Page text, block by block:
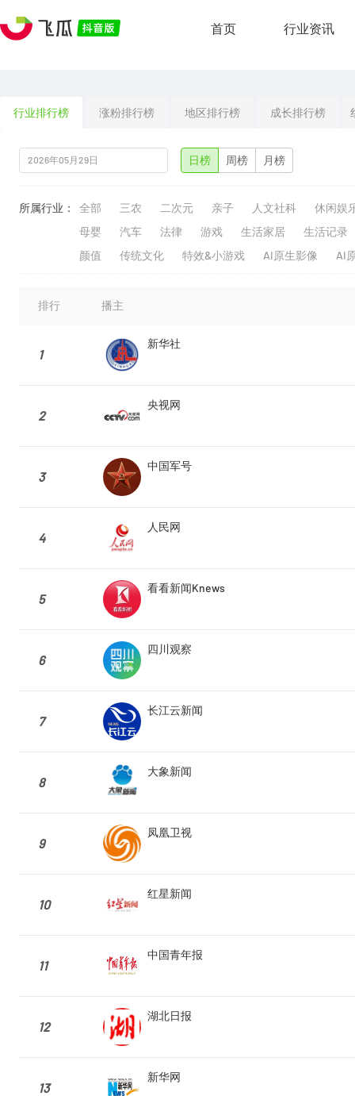
首页 行业资讯
行业排行榜 涨粉排行榜 地区排行榜 成长排行榜
日榜 周榜 月榜
所属行业： 全部 三农 二次元 亲子 人文社科
休闲娱
母婴
汽车 法律 游戏 生活家居
生活记录
颜值
传统文化 特效&小游戏 AI原生影像 AI
排行 播主
1
新华社
2
央视网
3
中国军号
4
人民网
5
看看新闻Knews
6
四川观察
7
长江云新闻
8
大象新闻
9
凤凰卫视
10
红星新闻
11
中国青年报
12
湖北日报
13
新华网